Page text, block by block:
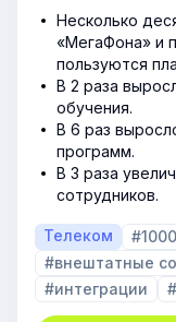
Несколько
«МегаФона» и
пользуются
В 2 раза
обучения.
В 6 раз
программ.
В 3 раза
сотрудников.
Телеком
#внештатные
#интеграции